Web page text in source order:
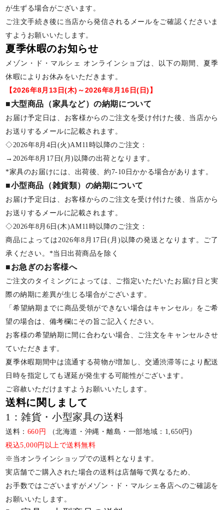
が生ずる場合がございます。
ご注文手続き後に当店から発信されるメールをご確認くださいま
すようお願いいたします。
夏季休暇のお知らせ
メゾン・ド・マルシェ オンラインショプは、以下の期間、夏季
休暇によりお休みをいただきます。
【2026年8月13日(木)～2026年8月16日(日)】
■大型商品（家具など）の納期について
お届け予定日は、お客様からのご注文を受け付けた後、当店から
お送りするメールに記載されます。
◇2026年8月4日(火)AM11時以降のご注文：
→2026年8月17日(月)以降の出荷となります。
*家具のお届けには、出荷後、約7-10日かかる場合があります。
■小型商品（雑貨類）の納期について
お届け予定日は、お客様からのご注文を受け付けた後、当店から
お送りするメールに記載されます。
◇2026年8月6日(木)AM11時以降のご注文：
商品によっては2026年8月17日(月)以降の発送となります。ご了
承ください。*当日出荷商品を除く
■お急ぎのお客様へ
ご注文のタイミングによっては、ご指定いただいたお届け日と実
際の納期に差異が生じる場合がございます。
「希望納期までに商品受領ができない場合はキャンセル」をご希
望の場合は、備考欄にその旨ご記入ください。
お客様の希望納期に間に合わない場合、ご注文をキャンセルさせ
ていただきます。
夏季休暇期間中は流通する荷物が増加し、交通渋滞等により配送
日時を指定しても遅延が発生する可能性がございます。
ご容赦いただけますようお願いいたします。
送料に関しまして
1：雑貨・小型家具の送料
送料： 660円
（北海道・沖縄・離島・一部地域：1,650円)
税込5,000円以上で送料無料
※当オンラインショップでの送料となります。
実店舗でご購入された場合の送料は店舗毎で異なるため、
お手数ではございますがメゾン・ド・マルシェ各店へのご確認を
お願いいたします。